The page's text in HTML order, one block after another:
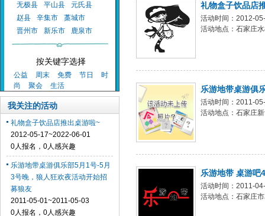
无极县
平山县
元氏县
赵县
辛集市
藁城市
晋州市
新乐市 鹿泉市
按关键字选择
公益 周末 免费 节日
时
尚
聚会 生活
我关注的活动
礼物盒子饮品店推出桌游啦~
2012-05-17~2022-06-01
0人报名，0人感兴趣
乐游地带桌游俱乐部5月1号-5月
3号晚，狼人狂欢夜活动开始招
募狼友
2011-05-01~2011-05-03
0人报名，0人感兴趣
礼物盒子饮品店
活动时间：2012-
活动地点：石家庄
乐游地带桌游俱
活动时间：2011-
活动地点：石家庄
乐游地带 桌游吧
活动时间：2011-
活动地点：石家庄